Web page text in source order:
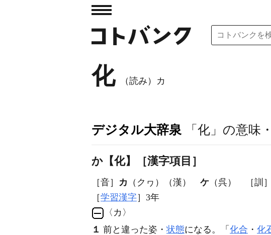
化 （読み）カ
デジタル大辞泉 「化」の意味
か【化】［漢字項目］
［音］ カ （クヮ）（漢） ケ （呉） ［訓］
［学習漢字］3年
〈カ〉
１ 前と違った姿・ 状態になる。「 化合 ・ 化